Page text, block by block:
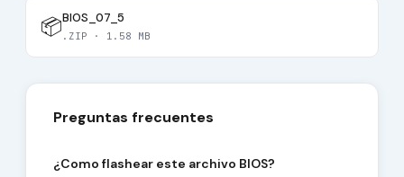
📦BIOS_07_5
.ZIP · 1.58 MB
Preguntas frecuentes
¿Como flashear este archivo BIOS?